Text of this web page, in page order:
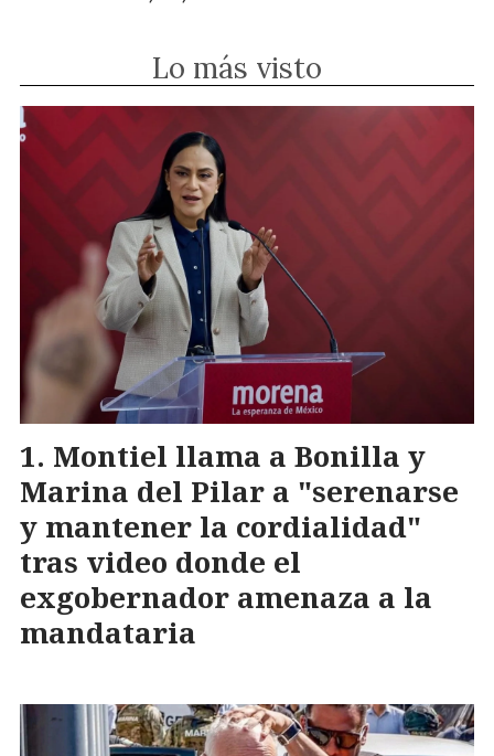
Lo más visto
Montiel llama a Bonilla y
Marina del Pilar a "serenarse
y mantener la cordialidad"
tras video donde el
exgobernador amenaza a la
mandataria